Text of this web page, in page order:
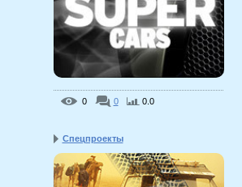
0 0 0.0
Спецпроекты